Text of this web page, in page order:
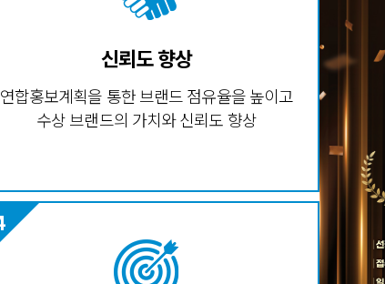
신뢰도 향상
연합홍보계획을 통한 브랜드 점유율을 높이고
수상 브랜드의 가치와 신뢰도 향상